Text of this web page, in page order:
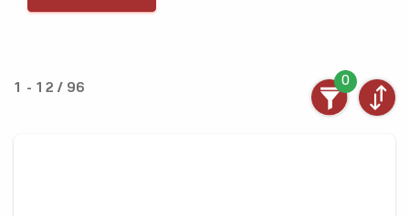
1 - 12 / 96
0